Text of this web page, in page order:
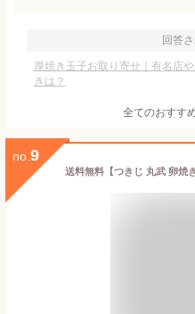
回答
厚焼き玉子お取り寄せ｜有名店
きは？
全てのおすす
no. 9